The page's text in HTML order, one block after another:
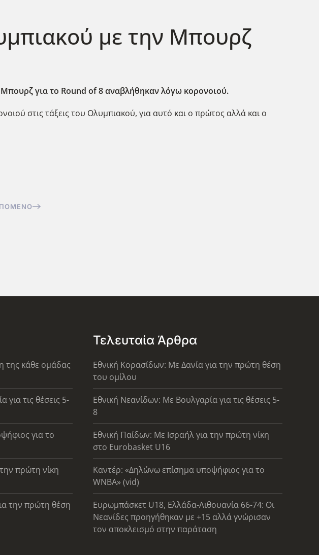
με την Μπουρζ
για το Round of 8 αναβλήθηκαν λόγω κορονοιού.
στις τάξεις του Ολυμπιακού, για αυτό και ο πρώτος αλλά και ο
της κάθε ομάδας
τις θέσεις 5-
για το
πρώτη νίκη
την πρώτη θέση
Τελευταία Άρθρα
Εθνική Κορασίδων: Με Δανία για την πρώτη θέση
του ομίλου
Εθνική Νεανίδων: Με Βουλγαρία για τις θέσεις 5-
8
Εθνική Παίδων: Με Ισραήλ για την πρώτη νίκη
στο Eurobasket U16
Καντέρ: «Δηλώνω επίσημα υποψήφιος για το
WNBA» (vid)
Ευρωμπάσκετ U18, Ελλάδα-Λιθουανία 66-74: Οι
Νεανίδες προηγήθηκαν με +15 αλλά γνώρισαν
τον αποκλεισμό στην παράταση